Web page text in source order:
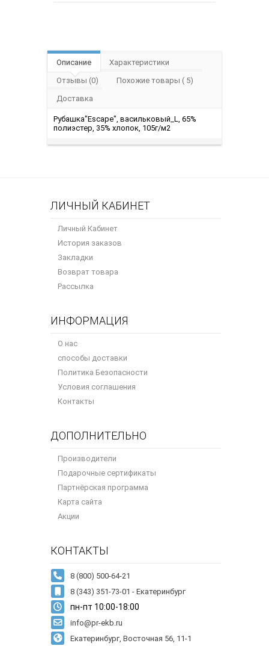
Описание
Характеристики
Отзывы (0)
Похожие товары ( 5)
Доставка
Рубашка"Escape", васильковый_L, 65%
полиэстер, 35% хлопок, 105г/м2
ЛИЧНЫЙ КАБИНЕТ
Личный Кабинет
История заказов
Закладки
Возврат товара
Рассылка
ИНФОРМАЦИЯ
О нас
способы доставки
Политика Безопасности
Условия соглашения
Контакты
ДОПОЛНИТЕЛЬНО
Производители
Подарочные сертификаты
Партнёрская программа
Карта сайта
Акции
КОНТАКТЫ
8 (343) 351-73-01 - Екатеринбург
пн-пт 10:00-18:00
info@pr-ekb.ru
Екатеринбург, Восточная 56, 11-1